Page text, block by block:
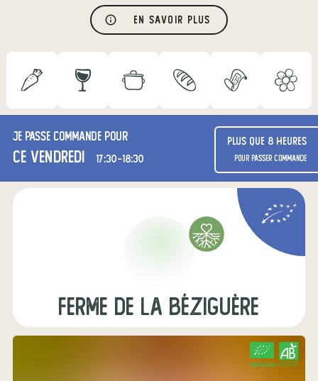
En savoir plus
Je passe commande pour
ce vendredi 17:30-18:30
Plus que 8 heures
pour passer commande
Ferme de La Béziguère
CERTIFIÉ PAR FR-BIO-01
AGRICULTURE FRANCE